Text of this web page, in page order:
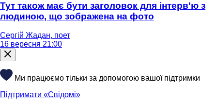
Тут також має бути заголовок для інтерв'ю з
людиною, що зображена на фото
Сергій Жадан, поет
16 вересня 21:00
Ми працюємо тільки за допомогою вашої підтримки
Підтримати «Свідомі»